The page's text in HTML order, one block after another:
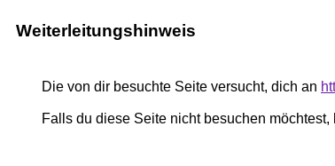
Weiterleitungshinweis
Die von dir besuchte Seite versucht, dich an
Falls du diese Seite nicht besuchen möchtest,